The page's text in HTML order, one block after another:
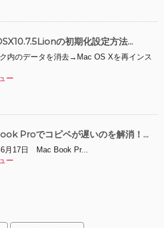
の初期化設定方法...
内のデータを消去→Mac OS Xを再インス
ー
Proでコピペが遅いのを解消！...
月17日 Mac Book Pr...
ー